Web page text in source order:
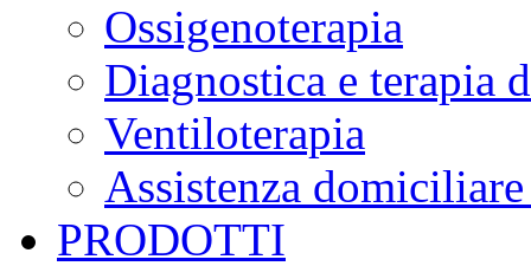
Ossigenoterapia
Diagnostica e terapia
Ventiloterapia
Assistenza
PRODOTTI